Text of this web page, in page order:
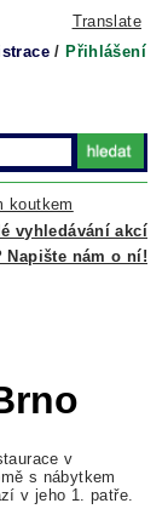
Translate
/ Přihlášení
vyhledávání akcí
koutkem
Napište nám o ní!
v
s nábytkem
v jeho 1. patře.